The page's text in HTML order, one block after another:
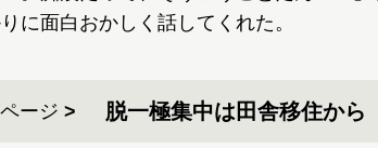
に面白おかしく話してくれた。
ージ 脱一極集中は田舎移住から